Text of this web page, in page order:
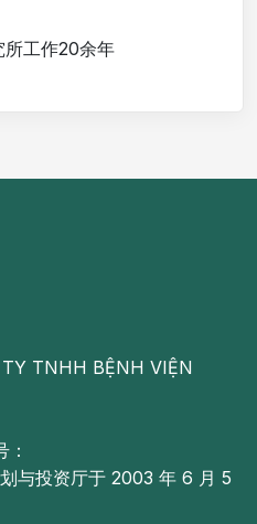
所工作20余年
TY TNHH BỆNH VIỆN
与投资厅于 2003 年 6 月 5